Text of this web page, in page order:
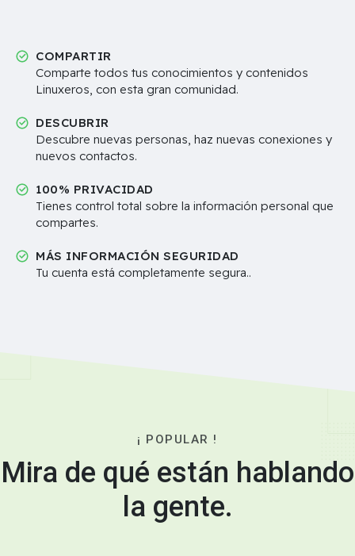
COMPARTIR
Comparte todos tus conocimientos y contenidos
Linuxeros, con esta gran comunidad.
DESCUBRIR
Descubre nuevas personas, haz nuevas conexiones y
nuevos contactos.
100% PRIVACIDAD
Tienes control total sobre la información personal que
compartes.
MÁS INFORMACIÓN SEGURIDAD
Tu cuenta está completamente segura..
¡ POPULAR !
Mira de qué están hablando
la gente.